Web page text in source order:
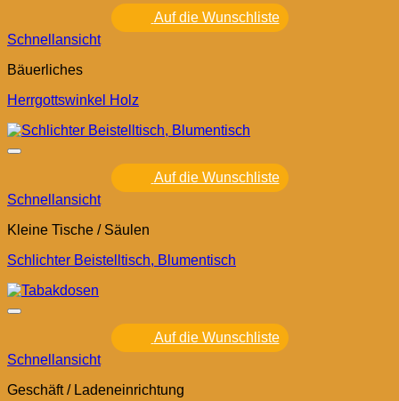
Auf die Wunschliste
Schnellansicht
Bäuerliches
Herrgottswinkel Holz
Auf die Wunschliste
Schnellansicht
Kleine Tische / Säulen
Schlichter Beistelltisch, Blumentisch
Auf die Wunschliste
Schnellansicht
Geschäft / Ladeneinrichtung